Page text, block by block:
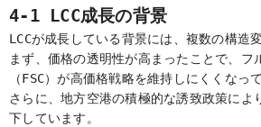
4-1 LCC成長の背景
LCCが成長している背景には、複数の構造
まず、価格の透明性が高まったことで、フ
（FSC）が高価格戦略を維持しにくくなっ
さらに、地方空港の積極的な誘致政策によ
下しています。